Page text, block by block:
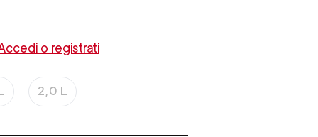
o registrati
2,0 L